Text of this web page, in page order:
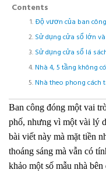
Contents
Độ vươn của ban
Sử dụng cửa sổ lớn
Sử dụng cửa sổ lá
Nhà 4, 5 tầng không
Nhà theo phong cách
Ban công đóng một vai
phố, nhưng vì một vài lý
bài viết này mà mặt tiền
thoáng sáng mà vẫn có
khảo một số mẫu nhà